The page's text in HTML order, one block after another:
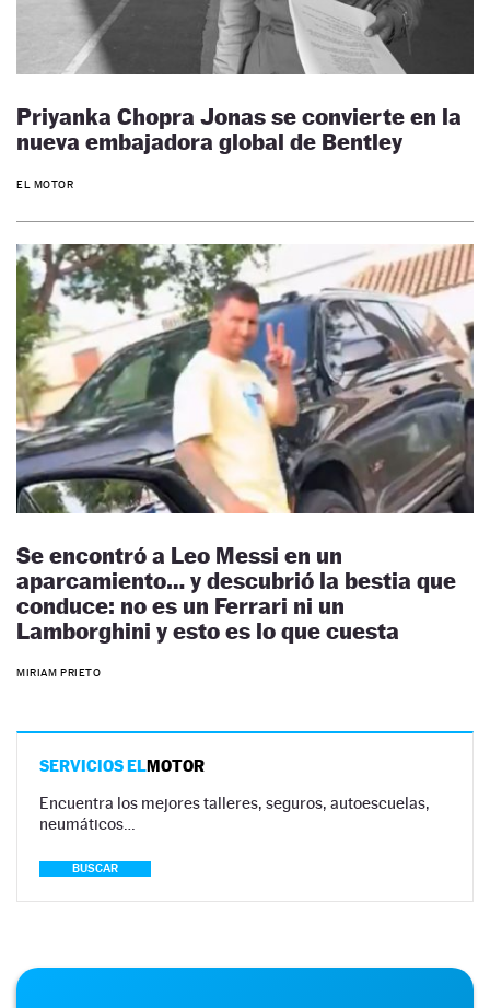
Priyanka Chopra Jonas se convierte en la
nueva embajadora global de Bentley
EL MOTOR
Se encontró a Leo Messi en un
aparcamiento… y descubrió la bestia que
conduce: no es un Ferrari ni un
Lamborghini y esto es lo que cuesta
MIRIAM PRIETO
SERVICIOS ELMOTOR
Encuentra los mejores talleres, seguros, autoescuelas,
neumáticos…
BUSCAR